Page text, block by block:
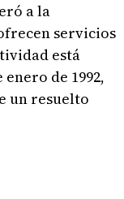
a la
servicios
está
de 1992,
un resuelto